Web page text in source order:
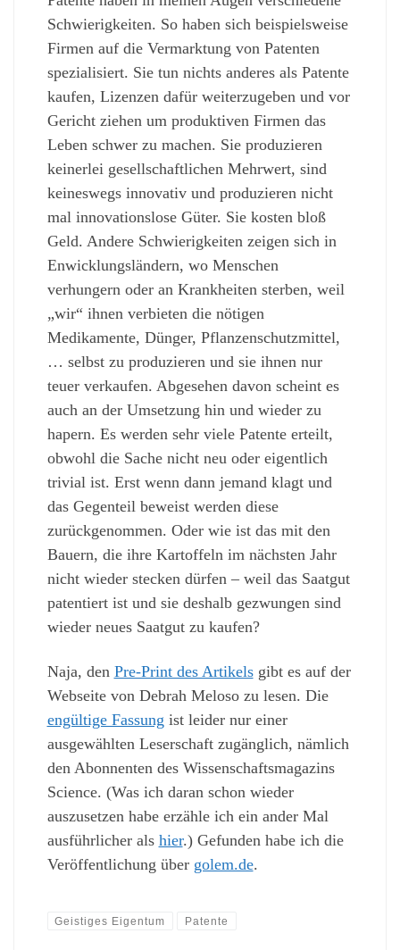
Schwierigkeiten. So haben sich beispielsweise
Firmen auf die Vermarktung von Patenten
spezialisiert. Sie tun nichts anderes als Patente
kaufen, Lizenzen dafür weiterzugeben und vor
Gericht ziehen um produktiven Firmen das
Leben schwer zu machen. Sie produzieren
keinerlei gesellschaftlichen Mehrwert, sind
keineswegs innovativ und produzieren nicht
mal innovationslose Güter. Sie kosten bloß
Geld. Andere Schwierigkeiten zeigen sich in
Enwicklungsländern, wo Menschen
verhungern oder an Krankheiten sterben, weil
„wir“ ihnen verbieten die nötigen
Medikamente, Dünger, Pflanzenschutzmittel,
… selbst zu produzieren und sie ihnen nur
teuer verkaufen. Abgesehen davon scheint es
auch an der Umsetzung hin und wieder zu
hapern. Es werden sehr viele Patente erteilt,
obwohl die Sache nicht neu oder eigentlich
trivial ist. Erst wenn dann jemand klagt und
das Gegenteil beweist werden diese
zurückgenommen. Oder wie ist das mit den
Bauern, die ihre Kartoffeln im nächsten Jahr
nicht wieder stecken dürfen – weil das Saatgut
patentiert ist und sie deshalb gezwungen sind
wieder neues Saatgut zu kaufen?
Naja, den Pre-Print des Artikelsgibt es auf der
Webseite von Debrah Meloso zu lesen. Die
engültige Fassung ist leider nur einer
ausgewählten Leserschaft zugänglich, nämlich
den Abonnenten des Wissenschaftsmagazins
Science. (Was ich daran schon wieder
auszusetzen habe erzähle ich ein ander Mal
ausführlicher als hier.) Gefunden habe ich die
Veröffentlichung über golem.de.
Geistiges Eigentum Patente